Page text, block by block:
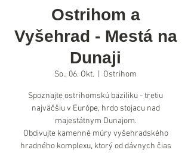
Ostrihom a
Vyšehrad - Mestá na
Dunaji
So., 06. Okt. Ostrihom
Spoznajte ostrihomskú baziliku - tretiu
najväčšiu v Európe, hrdo stojacu nad
majestátnym Dunajom.
Obdivujte kamenné múry vyšehradského
hradného komplexu, ktorý od dávnych čias